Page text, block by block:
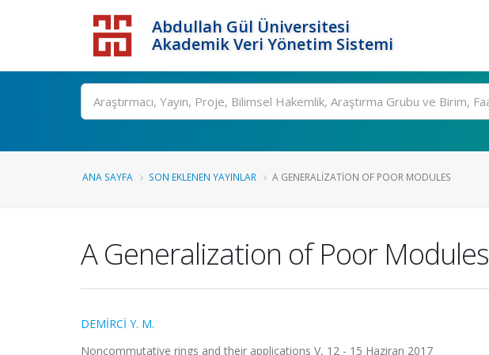
Abdullah Gül Üniversitesi
Akademik Veri Yönetim Sistemi
ANA SAYFA SON EKLENEN YAYINLAR A GENERALIZATION OF POOR MODULES
A Generalization of Poor Modules
DEMİRCİ Y. M.
Noncommutative rings and their applications V, 12 - 15 Haziran 2017